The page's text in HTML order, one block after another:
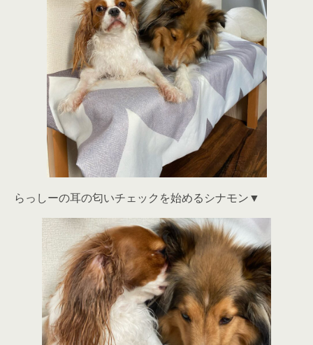
らっしーの耳の匂いチェックを始めるシナモン▼